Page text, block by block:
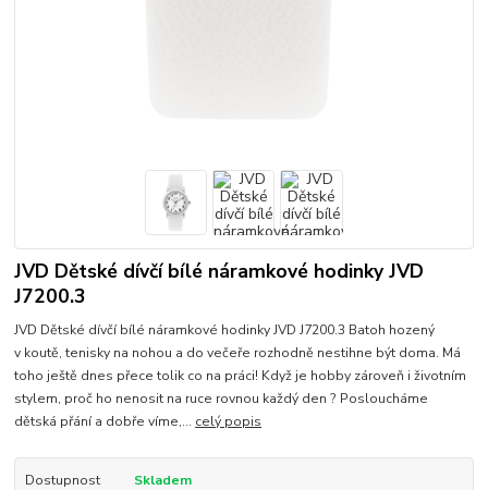
JVD Dětské dívčí bílé náramkové hodinky JVD
J7200.3
JVD Dětské dívčí bílé náramkové hodinky JVD J7200.3 Batoh hozený
v koutě, tenisky na nohou a do večeře rozhodně nestihne být doma. Má
toho ještě dnes přece tolik co na práci! Když je hobby zároveň i životním
stylem, proč ho nenosit na ruce rovnou každý den ? Posloucháme
dětská přání a dobře víme,... celý popis
Dostupnost Skladem